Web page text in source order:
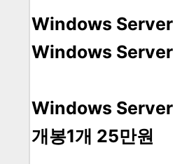
Windows Server
Windows Server
Windows Server
개봉1개 25만원